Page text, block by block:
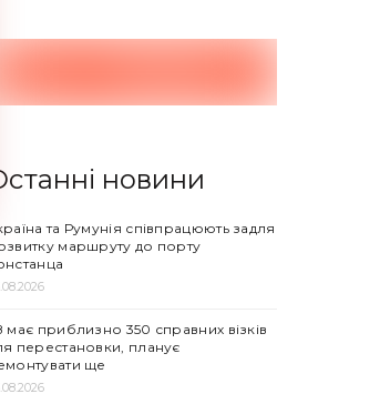
новини
та Румунія співпрацюють задля
маршруту до порту
має приблизно 350 справних візків
перестановки, планує
ще